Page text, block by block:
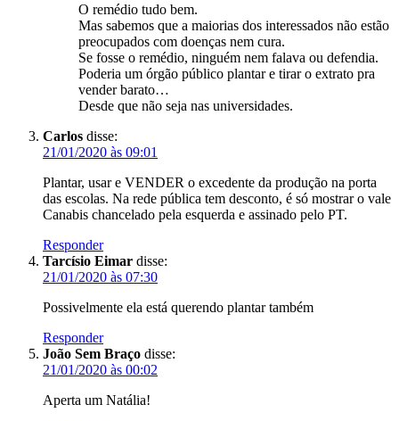
O remédio tudo bem.
Mas sabemos que a maiorias dos interessados não estão
preocupados com doenças nem cura.
Se fosse o remédio, ninguém nem falava ou defendia.
Poderia um órgão público plantar e tirar o extrato pra
vender barato…
Desde que não seja nas universidades.
Carlos disse:
21/01/2020 às 09:01
Plantar, usar e VENDER o excedente da produção na porta
das escolas. Na rede pública tem desconto, é só mostrar o vale
Canabis chancelado pela esquerda e assinado pelo PT.
Responder
Tarcísio Eimar disse:
21/01/2020 às 07:30
Possivelmente ela está querendo plantar também
Responder
João Sem Braço disse:
21/01/2020 às 00:02
Aperta um Natália!